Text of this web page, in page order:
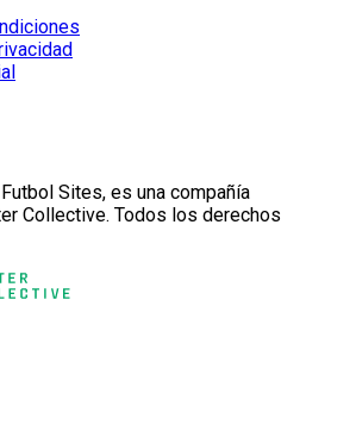
Sites, es una compañía
Collective. Todos los derechos